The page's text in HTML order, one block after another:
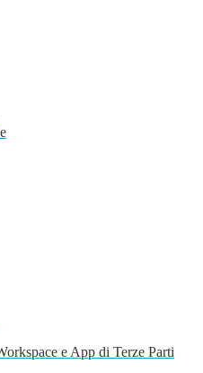
e App di Terze Parti